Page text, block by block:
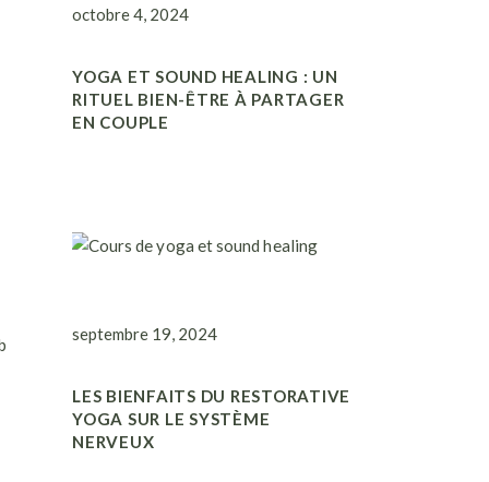
octobre 4, 2024
YOGA ET SOUND HEALING : UN
RITUEL BIEN-ÊTRE À PARTAGER
EN COUPLE
septembre 19, 2024
LES BIENFAITS DU RESTORATIVE
YOGA SUR LE SYSTÈME
NERVEUX